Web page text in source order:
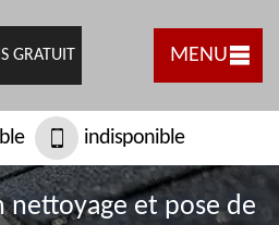
GRATUIT MENU
indisponible
nettoyage et pose de